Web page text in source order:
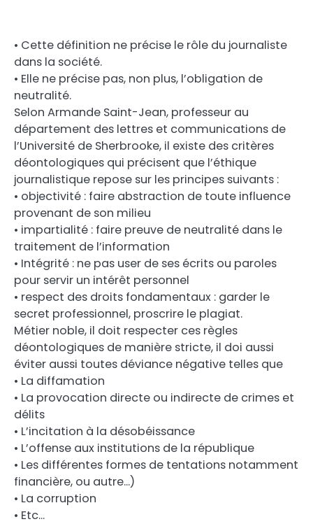
• Cette définition ne précise le rôle du journaliste
dans la société.
• Elle ne précise pas, non plus, l’obligation de
neutralité.
Selon Armande Saint-Jean, professeur au
département des lettres et communications de
l’Université de Sherbrooke, il existe des critères
déontologiques qui précisent que l’éthique
journalistique repose sur les principes suivants :
• objectivité : faire abstraction de toute influence
provenant de son milieu
• impartialité : faire preuve de neutralité dans le
traitement de l’information
• Intégrité : ne pas user de ses écrits ou paroles
pour servir un intérêt personnel
• respect des droits fondamentaux : garder le
secret professionnel, proscrire le plagiat.
Métier noble, il doit respecter ces règles
déontologiques de manière stricte, il doi aussi
éviter aussi toutes déviance négative telles que
• La diffamation
• La provocation directe ou indirecte de crimes et
délits
• L’incitation à la désobéissance
• L’offense aux institutions de la république
• Les différentes formes de tentations notamment
financière, ou autre…)
• La corruption
• Etc…